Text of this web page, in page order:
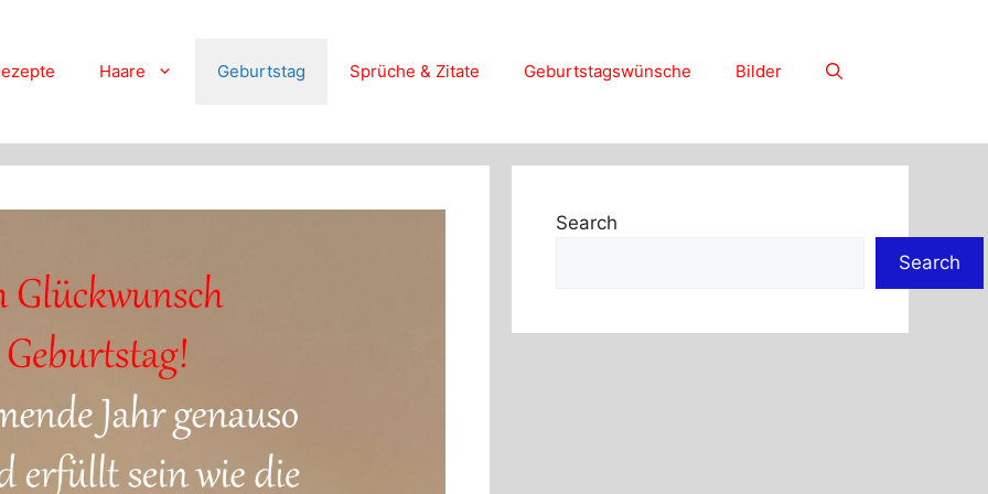
Haare Geburtstag Sprüche & Zitate Geburtstagswünsche Bilder
Search
Search